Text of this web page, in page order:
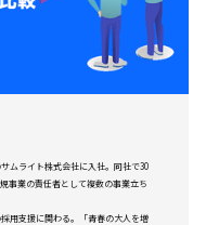
ムライト株式会社に入社。同社で30
事業の責任者として複数の事業立ち
用支援に関わる。「青春の大人を増